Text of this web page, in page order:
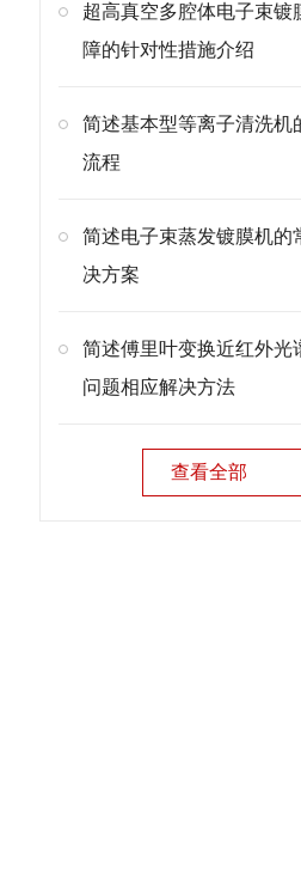
超高真空多腔体电子束镀
障的针对性措施介绍
简述基本型等离子清洗机
流程
简述电子束蒸发镀膜机的
决方案
简述傅里叶变换近红外光
问题相应解决方法
查看全部